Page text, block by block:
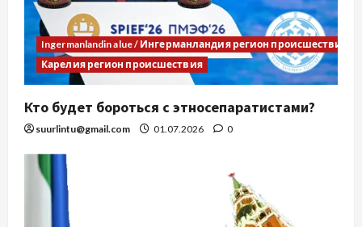
Ingermanlandin alue / Ингерманландия регион происшествия
Карелия регион происшествия
Кто будет бороться с этносепаратистами?
suurlintu@gmail.com 01.07.2026 0